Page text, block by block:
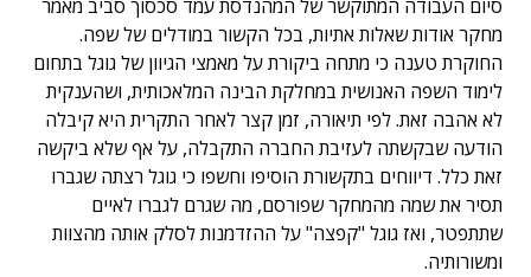
סיום העבודה המתוקשר של המהנדסת עמד סכסוך סביב מאמר
מחקר אודות שאלות אתיות, בכל הקשור במודלים של שפה.
החוקרת טענה כי מתחה ביקורת על מאמצי הגיוון של גוגל בתחום
לימוד השפה האנושית במחלקת הבינה המלאכותית, ושהענקית
לא אהבה זאת. לפי תיאורה, זמן קצר לאחר התקרית היא קיבלה
הודעה שבקשתה לעזיבת החברה התקבלה, על אף שלא ביקשה
זאת כלל. דיווחים בתקשורת הוסיפו וחשפו כי גוגל רצתה שגברו
תסיר את שמה מהמחקר שפורסם, מה שגרם לגברו לאיים
שתתפטר, ואז גוגל "קפצה" על ההזדמנות לסלק אותה מהצוות
ומשורותיה.